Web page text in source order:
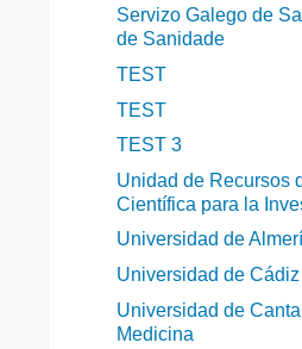
Servizo Galego de
de Sanidade
TEST
TEST
TEST 3
Unidad de Recursos
Científica para la
Universidad de
Universidad de Cádiz
Universidad de
Medicina